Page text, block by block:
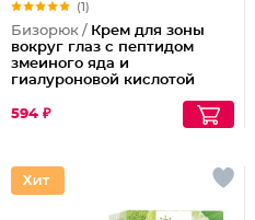
(1)
Бизорюк / Крем для зоны
вокруг глаз с пептидом
змеиного яда и
гиалуроновой кислотой
594 ₽